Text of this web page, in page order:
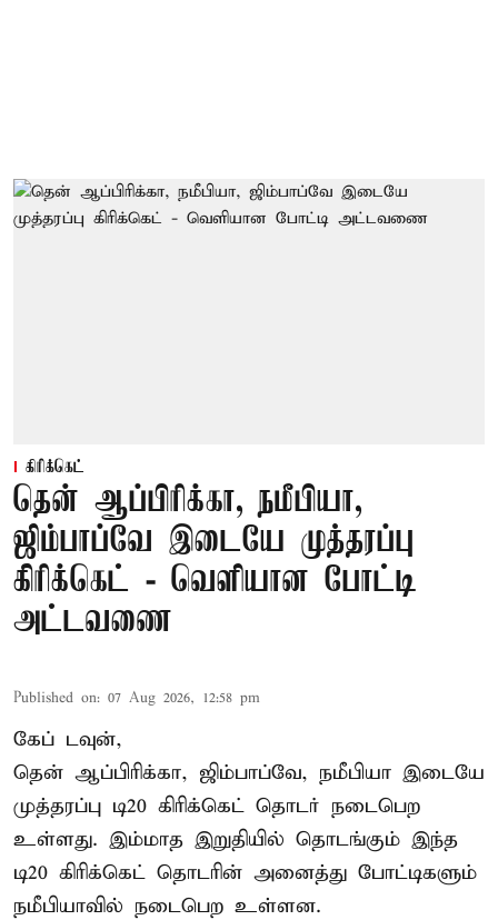
கிரிக்கெட்
தென் ஆப்பிரிக்கா, நமீபியா,
ஜிம்பாப்வே இடையே முத்தரப்பு
கிரிக்கெட் - வெளியான போட்டி
அட்டவணை
Published on: 07 Aug 2026, 12:58 pm
கேப் டவுன்,
தென் ஆப்பிரிக்கா, ஜிம்பாப்வே, நமீபியா இடையே
முத்தரப்பு டி20 கிரிக்கெட் தொடர் நடைபெற
உள்ளது. இம்மாத இறுதியில் தொடங்கும் இந்த
டி20 கிரிக்கெட் தொடரின் அனைத்து போட்டிகளும்
நமீபியாவில் நடைபெற உள்ளன.